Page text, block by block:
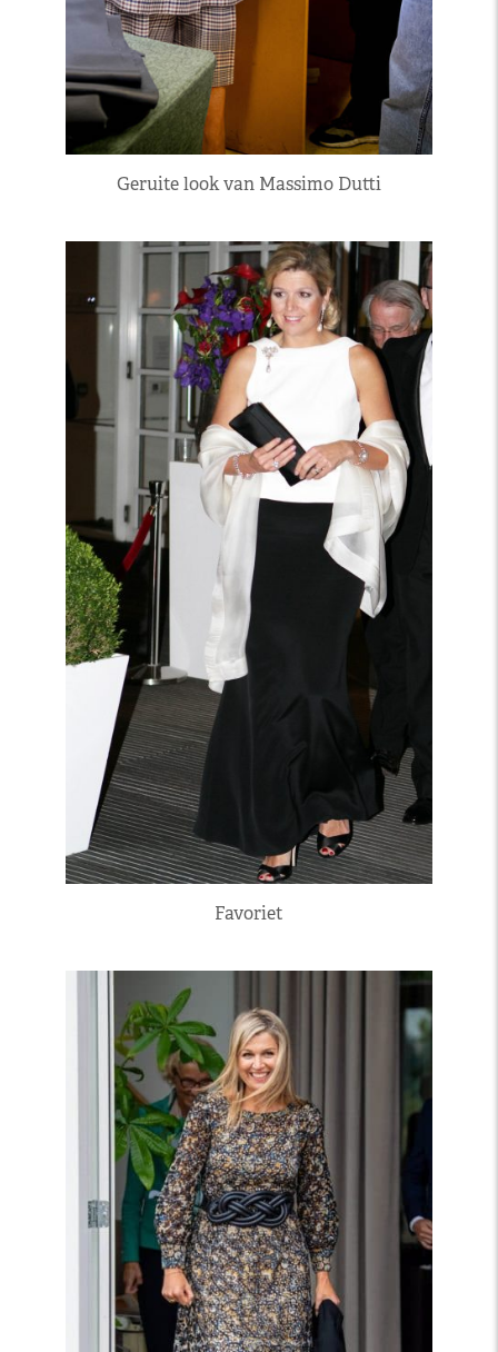
Geruite look van Massimo Dutti
Favoriet